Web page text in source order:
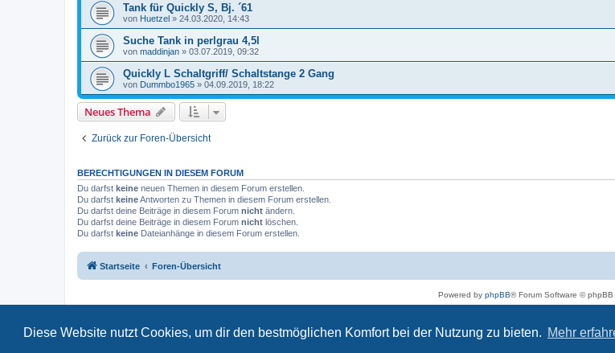
Diese Website nutzt Cookies, um dir den bestmöglichen Komfort bei der Nutzung zu bieten. Mehr
Tank für Quickly S, Bj. ´61
von Huetzel » 24.03.2020, 14:43
Suche Tank in perlgrau 4,5l
von maddinjan » 03.07.2019, 09:32
Quickly L Schaltgriff/ Schaltstange 2 Gang
von Dummbo1965 » 04.09.2019, 18:22
Neues Thema
Zurück zur Foren-Übersicht
BERECHTIGUNGEN IN DIESEM FORUM
Du darfst keine neuen Themen in diesem Forum erstellen.
Du darfst keineAntworten zu Themen in diesem Forum erstellen.
Du darfst deine Beiträge in diesem Forum nicht ändern.
Du darfst deine Beiträge in diesem Forum nicht löschen.
Du darfst keine Dateianhänge in diesem Forum erstellen.
Startseite Foren-Übersicht
Powered by phpBB® Forum Software © phpBB